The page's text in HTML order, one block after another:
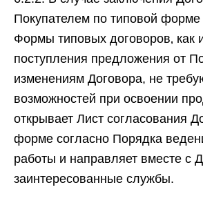
Покупателем по типовой
Формы типовых договоров‚ как
поступления предложения от
изменениям Договора, не
возможностей при освоении
открывает Лист согласования
форме согласно Порядка
работы и направляет вместе с
заинтересованные службы.